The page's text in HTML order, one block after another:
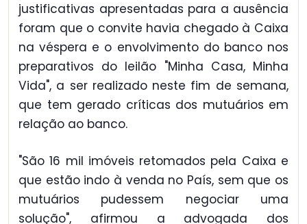
justificativas apresentadas para a ausência
foram que o convite havia chegado à Caixa
na véspera e o envolvimento do banco nos
preparativos do leilão "Minha Casa, Minha
Vida", a ser realizado neste fim de semana,
que tem gerado críticas dos mutuários em
relação ao banco.
"São 16 mil imóveis retomados pela Caixa e
que estão indo à venda no País, sem que os
mutuários pudessem negociar uma
solução", afirmou a advogada dos